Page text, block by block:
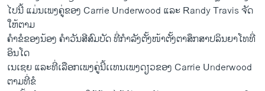
ພາສາຕ່າງໆ
ໄປ​ນີ້ ​ແມ່ນ​ເພງ​ຄູ່​ຂອງ Carrie Underwood ​ແລະ Randy Travis ຈັດ​
ໃຫ້​ຕາມ​
ຄໍາ​ຂໍ​ຂອງ​ນ້ອງ ຄໍາ​ວັນສີ​ສົມບັດ ທີ່​ກໍາລັງ​ຕັ້ງໜ້າ​ຕັ້ງ​ຕາ​ສຶກສາປລິນ​ຍາ​ໂທທີ່
ອິນ​ໂດ
ເນ​ເຊຍ ​ແລະ​ທີ່​ເລືອກ​ເພງ​ຄູ່​ນີ້​ເເທ​ນ​ເພງ​ດຽວ​ຂອງ Carrie Underwood
ຕາມ​ທີ່​ຂໍ